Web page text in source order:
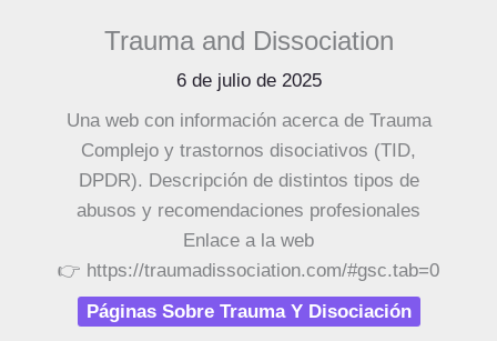
Trauma and Dissociation
6 de julio de 2025
Una web con información acerca de Trauma
Complejo y trastornos disociativos (TID,
DPDR). Descripción de distintos tipos de
abusos y recomendaciones profesionales
Enlace a la web
👉 https://traumadissociation.com/#gsc.tab=0
Páginas Sobre Trauma Y Disociación